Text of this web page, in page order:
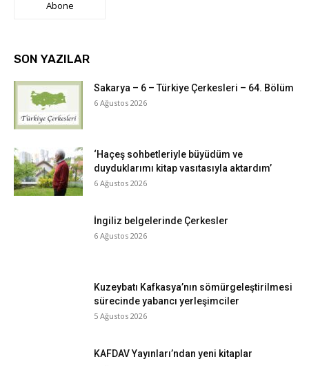
Abone
SON YAZILAR
Sakarya – 6 – Türkiye Çerkesleri – 64. Bölüm
6 Ağustos 2026
‘Haçeş sohbetleriyle büyüdüm ve
duyduklarımı kitap vasıtasıyla aktardım’
6 Ağustos 2026
İngiliz belgelerinde Çerkesler
6 Ağustos 2026
Kuzeybatı Kafkasya’nın sömürgeleştirilmesi
sürecinde yabancı yerleşimciler
5 Ağustos 2026
KAFDAV Yayınları’ndan yeni kitaplar